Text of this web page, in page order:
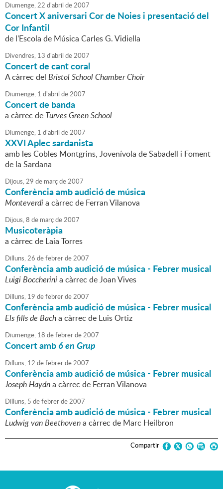
Diumenge,22 d'abril de2007
Concert X aniversari Cor de Noies i presentació del
Cor Infantil
de l'Escola de Música Carles G. Vidiella
Divendres, 13 d'abril de2007
Concert de cant coral
A càrrec del Bristol School Chamber Choir
Diumenge, 1 d'abril de2007
Concert de banda
a càrrec de Turves Green School
Diumenge, 1 d'abril de2007
XXVI Aplec sardanista
amb les Cobles Montgrins, Jovenívola de Sabadell i Foment
de la Sardana
Dijous,29 de marçde2007
Conferència amb audició de música
Monteverdia càrrec de Ferran Vilanova
Dijous,8 de marçde2007
Musicoteràpia
a càrrec de Laia Torres
Dilluns,26 defebrerde2007
Conferència amb audició de música - Febrer musical
Luigi Boccherinia càrrec de Joan Vives
Dilluns, 19 defebrerde2007
Conferència amb audició de música - Febrer musical
Els fills de Bacha càrrec de Luis Ortiz
Diumenge, 18 defebrerde2007
Concert amb6 en Grup
Dilluns, 12 defebrerde2007
Conferència amb audició de música - Febrer musical
Joseph Haydna càrrec de Ferran Vilanova
Dilluns, 5 defebrerde2007
Conferència amb audició de música - Febrer musical
Ludwig van Beethovena càrrec de Marc Heilbron
Compartir